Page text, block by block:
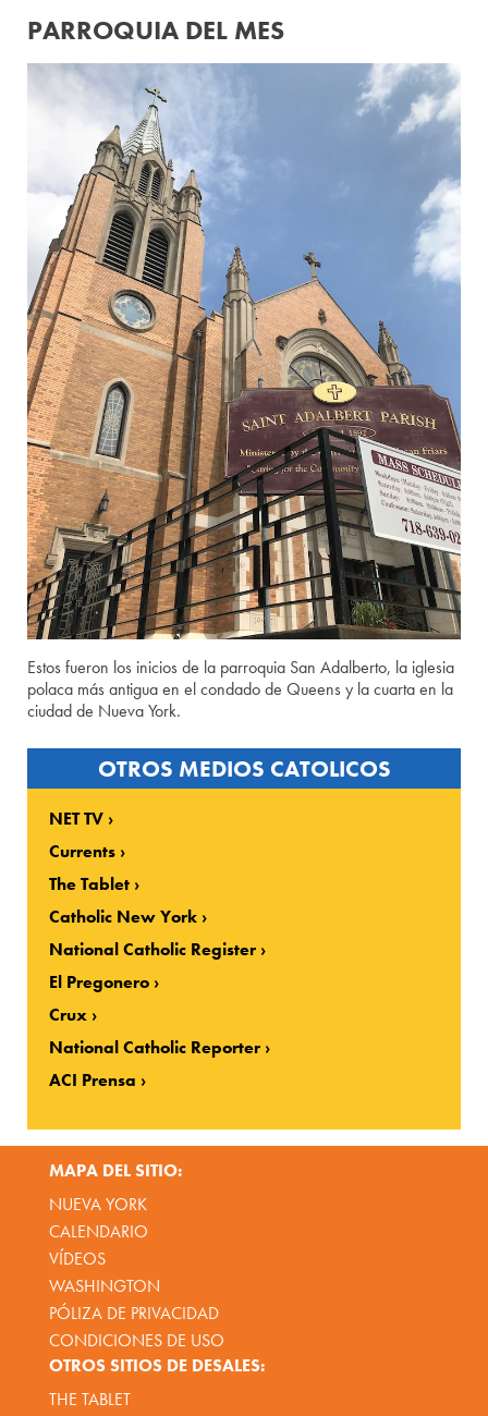
PARROQUIA DEL MES
Estos fueron los inicios de la parroquia San Adalberto, la iglesia
polaca más antigua en el condado de Queens y la cuarta en la
ciudad de Nueva York.
OTROS MEDIOS CATOLICOS
NET TV
Currents
The Tablet
Catholic New York
National Catholic Register
El Pregonero
Crux
National Catholic Reporter
ACI Prensa
MAPA DEL SITIO:
NUEVA YORK
CALENDARIO
VÍDEOS
WASHINGTON
PÓLIZA DE PRIVACIDAD
CONDICIONES DE USO
OTROS SITIOS DE DESALES:
THE TABLET